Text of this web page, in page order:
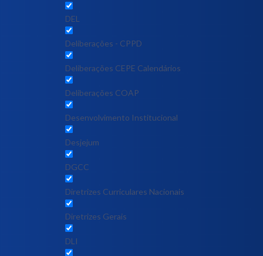
DEL
Deliberações - CPPD
Deliberações CEPE Calendários
Deliberações COAP
Desenvolvimento Institucional
Desjejum
DGCC
Diretrizes Curriculares Nacionais
Diretrizes Gerais
DLI